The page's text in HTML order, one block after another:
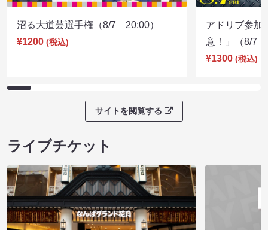
沼る大道芸選手権（8/7 20:00）
¥1200 (税込)
アドリブ参加
意！」（8/7
¥1300 (税込)
サイトを閲覧する
ライブチケット